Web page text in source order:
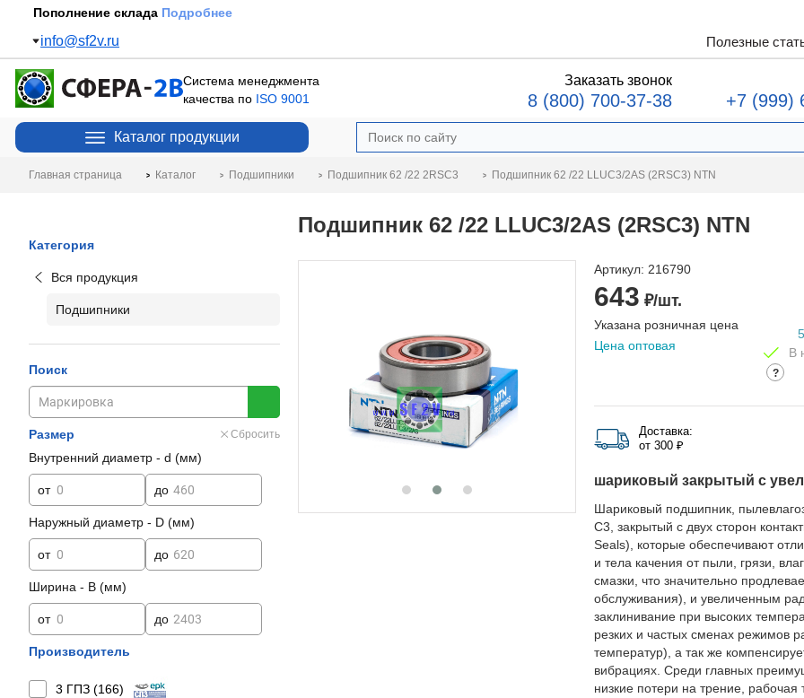
Пополнение склада Подробнее
info@sf2v.ru Полезные
Система менеджмента
качества по ISO 9001
Заказать звонок
8 (800) 700-37-38 +7 (999)
Каталог продукции
Главная страница Каталог Подшипники Подшипник 62 /22 2RSC3 Подшипник 62 /22 LLUC3/2AS (2RSC3) NTN
Категория
Вся продукция
Подшипники
Поиск
Размер Сбросить
Внутренний диаметр - d (мм)
от до
Наружный диаметр - D (мм)
от до
Ширина - B (мм)
от до
Производитель
3 ГПЗ (166)
Подшипник 62 /22 LLUC3/2AS (2RSC3) NTN
Артикул: 216790
643 ₽/шт.
Указана розничная цена
Цена оптовая
В
?
Доставка:
от 300 ₽
шариковый закрытый с
Шариковый подшипник,
C3, закрытый с двух сторон
Seals), которые обеспечивают
и тела качения от пыли, грязи,
смазки, что значительно
обслуживания), и увеличенным
заклинивание при высоких
резких и частых сменах режимов
температур), а так же
вибрациях. Среди главных
низкие потери на трение,